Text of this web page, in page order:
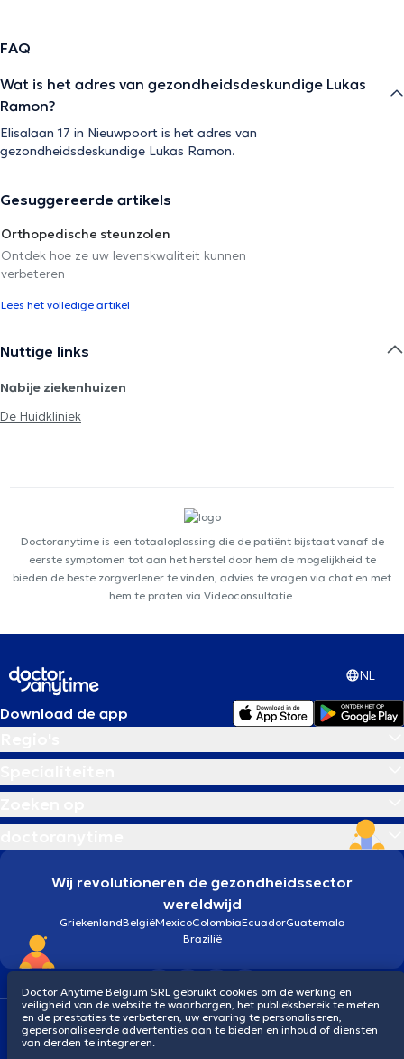
FAQ
Wat is het adres van gezondheidsdeskundige Lukas
Ramon?
Elisalaan 17 in Nieuwpoort is het adres van
gezondheidsdeskundige Lukas Ramon.
Gesuggereerde artikels
Orthopedische steunzolen
Ontdek hoe ze uw levenskwaliteit kunnen
verbeteren
Lees het volledige artikel
Nuttige links
Nabije ziekenhuizen
De Huidkliniek
Doctoranytime is een totaaloplossing die de patiënt bijstaat vanaf de
eerste symptomen tot aan het herstel door hem de mogelijkheid te
bieden de beste zorgverlener te vinden, advies te vragen via chat en met
hem te praten via Videoconsultatie.
NL
Download de app
Wij revolutioneren de gezondheidssector
wereldwijd
GriekenlandBelgiëMexicoColombiaEcuadorGuatemala
Brazilië
Algemene voorwaardenCookiesPrivacybeleid
© 2026 doctoranytime
Doctor Anytime Belgium SRL gebruikt cookies om de werking en
veiligheid van de website te waarborgen, het publieksbereik te meten
en de prestaties te verbeteren, uw ervaring te personaliseren,
gepersonaliseerde advertenties aan te bieden en inhoud of diensten
van derden te integreren.